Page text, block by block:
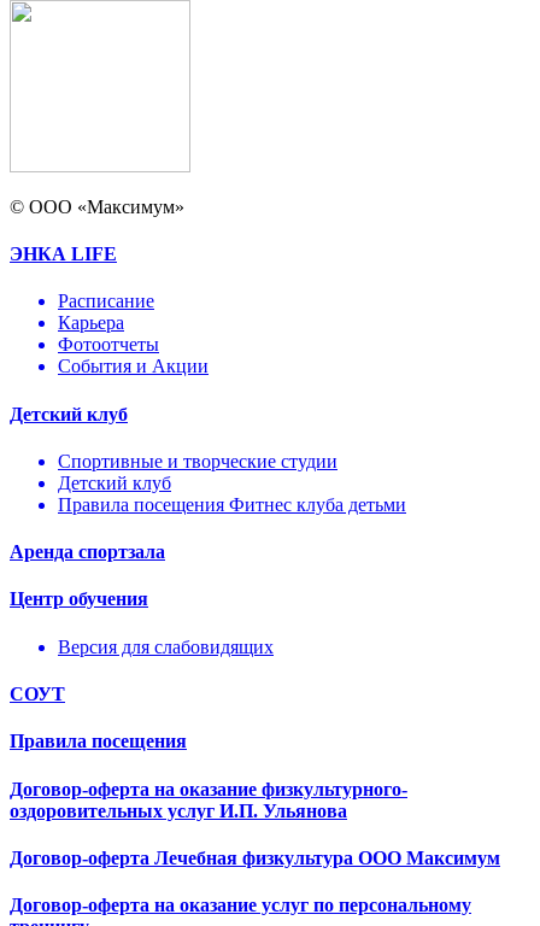
© ООО «Максимум»
ЭНКА LIFE
Расписание
Карьера
Фотоотчеты
События и Акции
Детский клуб
Спортивные и творческие студии
Детский клуб
Правила посещения Фитнес клуба детьми
Аренда спортзала
Центр обучения
Версия для слабовидящих
СОУТ
Правила посещения
Договор-оферта на оказание физкультурного-
оздоровительных услуг И.П. Ульянова
Договор-оферта Лечебная физкультура ООО Максимум
Договор-оферта на оказание услуг по персональному